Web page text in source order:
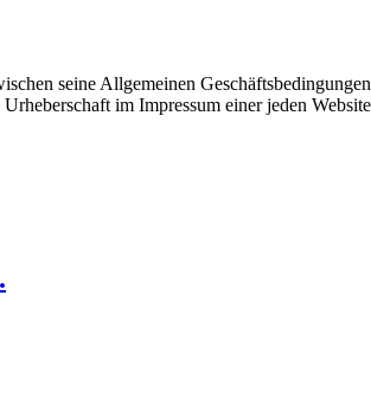
seine Allgemeinen
im Impressum einer jeden